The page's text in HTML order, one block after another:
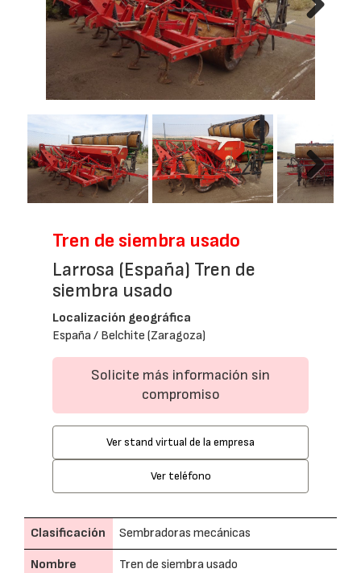
Next
Next
Tren de siembra usado
Larrosa (España) Tren de
siembra usado
Localización geográfica
España / Belchite (Zaragoza)
Solicite más información sin
compromiso
Ver stand virtual de la empresa
Ver teléfono
Clasificación Sembradoras mecánicas
Nombre Tren de siembra usado